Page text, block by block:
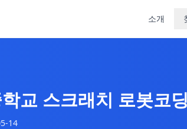
소개
교 스크래치 로봇코
14